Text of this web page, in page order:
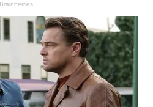
Brainberries